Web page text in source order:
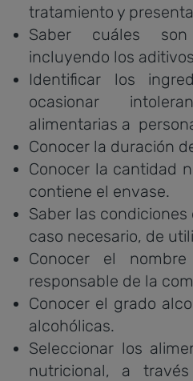
tratamiento y
Saber cuáles
incluyendo los
Identificar los
ocasionar
alimentarias a
Conocer la duración
Conocer la cantidad
contiene el envase.
Saber las
caso necesario, de
Conocer el
responsable de la
Conocer el grado
alcohólicas.
Seleccionar los
nutricional, a